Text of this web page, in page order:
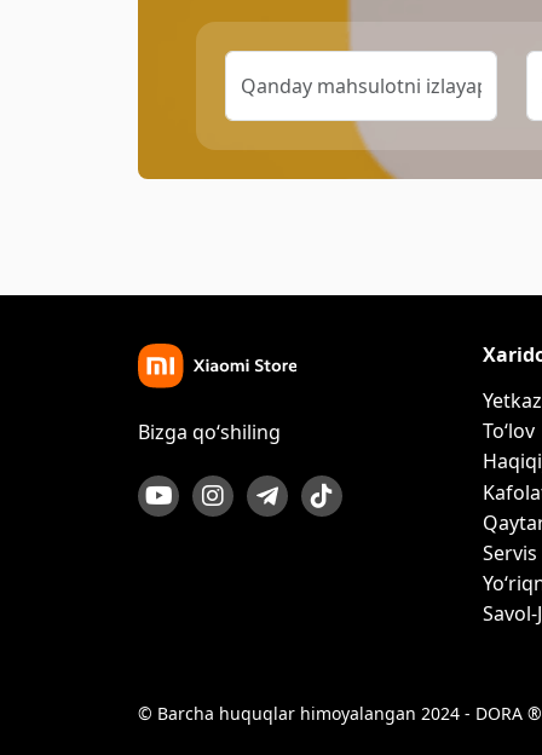
Bizga qo‘shiling
To‘lov
Savol-
© Barcha huquqlar himoyalangan 2024 - DORA ®